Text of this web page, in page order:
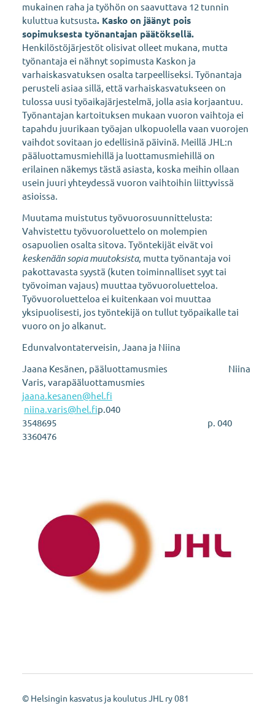
mukainen raha ja työhön on saavuttava 12 tunnin
kuluttua kutsusta. Kasko on jäänyt pois
sopimuksesta työnantajan päätöksellä.
Henkilöstöjärjestöt olisivat olleet mukana, mutta
työnantaja ei nähnyt sopimusta Kaskon ja
varhaiskasvatuksen osalta tarpeelliseksi. Työnantaja
perusteli asiaa sillä, että varhaiskasvatukseen on
tulossa uusi työaikajärjestelmä, jolla asia korjaantuu.
Työnantajan kartoituksen mukaan vuoron vaihtoja ei
tapahdu juurikaan työajan ulkopuolella vaan vuorojen
vaihdot sovitaan jo edellisinä päivinä. Meillä JHL:n
pääluottamusmiehillä ja luottamusmiehillä on
erilainen näkemys tästä asiasta, koska meihin ollaan
usein juuri yhteydessä vuoron vaihtoihin liittyvissä
asioissa.
Muutama muistutus työvuorosuunnittelusta:
Vahvistettu työvuoroluettelo on molempien
osapuolien osalta sitova. Työntekijät eivät voi
keskenään sopia muutoksista, mutta työnantaja voi
pakottavasta syystä (kuten toiminnalliset syyt tai
työvoiman vajaus) muuttaa työvuoroluetteloa.
Työvuoroluetteloa ei kuitenkaan voi muuttaa
yksipuolisesti, jos työntekijä on tullut työpaikalle tai
vuoro on jo alkanut.
Edunvalvontaterveisin, Jaana ja Niina
Jaana Kesänen, pääluottamusmies Niina
Varis, varapääluottamusmies
jaana.kesanen@hel.fi
niina.varis@hel.fip.040
3548695 p. 040
3360476
© Helsingin kasvatus ja koulutus JHL ry 081